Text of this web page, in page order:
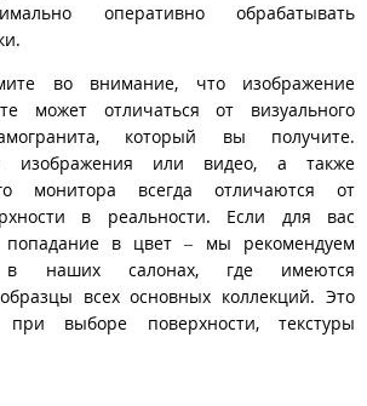
оперативно обрабатывать
во внимание, что изображение
может отличаться от визуального
который вы получите.
изображения или видео, а также
монитора всегда отличаются от
в реальности. Если для вас
попадание в цвет – мы рекомендуем
наших салонах, где имеются
всех основных коллекций. Это
выборе поверхности, текстуры